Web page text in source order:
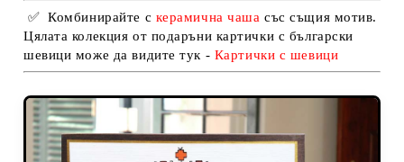
✅ Комбинирайте с керамична чаша със същия мотив.
Цялата колекция от подаръни картички с български
шевици може да видите тук - Картички с шевици